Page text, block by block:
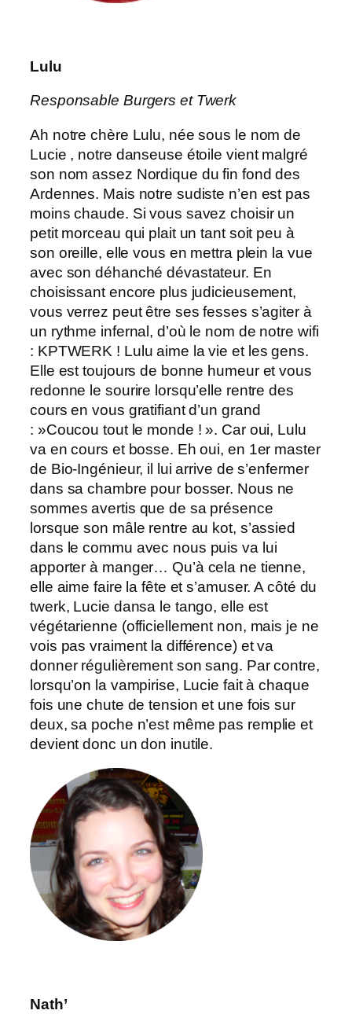
Lulu
Responsable Burgers et Twerk
Ah notre chère Lulu, née sous le nom de
Lucie , notre danseuse étoile vient malgré
son nom assez Nordique du fin fond des
Ardennes. Mais notre sudiste n’en est pas
moins chaude. Si vous savez choisir un
petit morceau qui plait un tant soit peu à
son oreille, elle vous en mettra plein la vue
avec son déhanché dévastateur. En
choisissant encore plus judicieusement,
vous verrez peut être ses fesses s’agiter à
un rythme infernal, d’où le nom de notre wifi
: KPTWERK ! Lulu aime la vie et les gens.
Elle est toujours de bonne humeur et vous
redonne le sourire lorsqu’elle rentre des
cours en vous gratifiant d’un grand
: »Coucou tout le monde ! ». Car oui, Lulu
va en cours et bosse. Eh oui, en 1er master
de Bio-Ingénieur, il lui arrive de s’enfermer
dans sa chambre pour bosser. Nous ne
sommes avertis que de sa présence
lorsque son mâle rentre au kot, s’assied
dans le commu avec nous puis va lui
apporter à manger… Qu’à cela ne tienne,
elle aime faire la fête et s’amuser. A côté du
twerk, Lucie dansa le tango, elle est
végétarienne (officiellement non, mais je ne
vois pas vraiment la différence) et va
donner régulièrement son sang. Par contre,
lorsqu’on la vampirise, Lucie fait à chaque
fois une chute de tension et une fois sur
deux, sa poche n’est même pas remplie et
devient donc un don inutile.
Nath’